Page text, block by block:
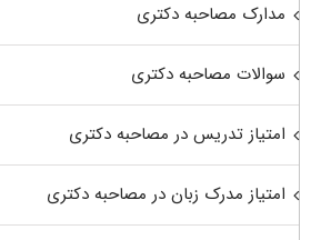
مدارک مصاحبه دکتری
سوالات مصاحبه دکتری
امتیاز تدریس در مصاحبه دکتری
امتیاز مدرک زبان در مصاحبه دکتری